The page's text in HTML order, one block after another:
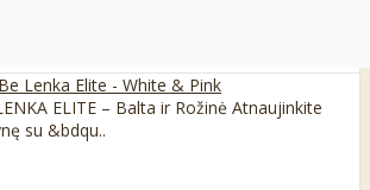
Lenka Elite - White & Pink
ELITE – Balta ir Rožinė Atnaujinkite
su &bdqu..